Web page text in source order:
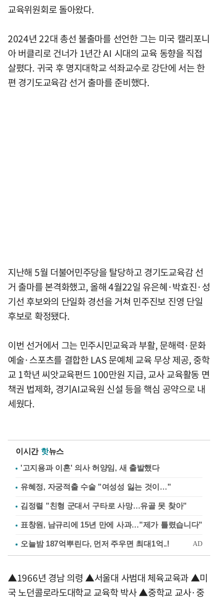
교육위원회로 돌아왔다.
2024년 22대 총선 불출마를 선언한 그는 미국 캘리포니
아 버클리로 건너가 1년간 AI 시대의 교육 동향을 직접
살폈다. 귀국 후 명지대학교 석좌교수로 강단에 서는 한
편 경기도교육감 선거 출마를 준비했다.
지난해 5월 더불어민주당을 탈당하고 경기도교육감 선
거 출마를 본격화했고, 올해 4월22일 유은혜·박효진·성
기선 후보와의 단일화 경선을 거쳐 민주진보 진영 단일
후보로 확정됐다.
이번 선거에서 그는 민주시민교육과 부활, 문해력·문화
예술·스포츠를 결합한 LAS 문예체 교육 무상 제공, 중학
교 1학년 씨앗교육펀드 100만원 지급, 교사 교육활동 면
책권 법제화, 경기AI교육원 신설 등을 핵심 공약으로 내
세웠다.
이시간 핫뉴스
'고지용과 이혼' 의사 허양임, 새 출발했다
유혜정, 자궁적출 수술 "여성성 잃는 것이…"
김정렬 "친형 군대서 구타로 사망…유골 못 찾아"
표창원, 남규리에 15년 만에 사과…"제가 틀렸습니다"
▲1966년 경남 의령 ▲서울대 사범대 체육교육과 ▲미
국 노던콜로라도대학교 교육학 박사 ▲중학교 교사·중